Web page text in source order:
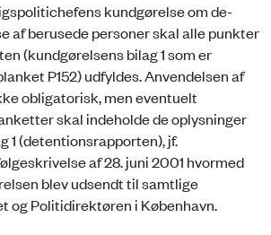
kundgørelse om de­
af berusede personer skal alle punkter
(kundgørelsens bilag 1 som er
P152) udfyldes. Anvendelsen af
obligatorisk, men eventuelt
skal indeholde de oplysninger
1 (detentionsrapporten), jf.
af 28. juni 2001 hvormed
blev udsendt til samtlige
og Politidirektøren i København.